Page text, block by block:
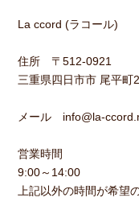
La ccord (ラコール)
住所 〒512-0921
三重県四日市市 尾平町
メール info@la-
営業時間
9:00～14:00
上記以外の時間が希望